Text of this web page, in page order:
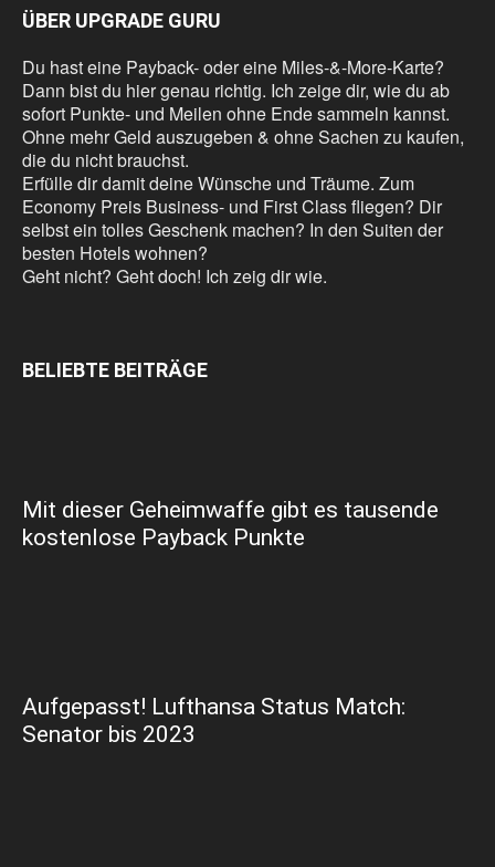
ÜBER UPGRADE GURU
Du hast eine Payback- oder eine Miles-&-More-Karte?
Dann bist du hier genau richtig. Ich zeige dir, wie du ab
sofort Punkte- und Meilen ohne Ende sammeln kannst.
Ohne mehr Geld auszugeben & ohne Sachen zu kaufen,
die du nicht brauchst.
Erfülle dir damit deine Wünsche und Träume. Zum
Economy Preis Business- und First Class fliegen? Dir
selbst ein tolles Geschenk machen? In den Suiten der
besten Hotels wohnen?
Geht nicht? Geht doch! Ich zeig dir wie.
BELIEBTE BEITRÄGE
Mit dieser Geheimwaffe gibt es tausende
kostenlose Payback Punkte
Aufgepasst! Lufthansa Status Match:
Senator bis 2023